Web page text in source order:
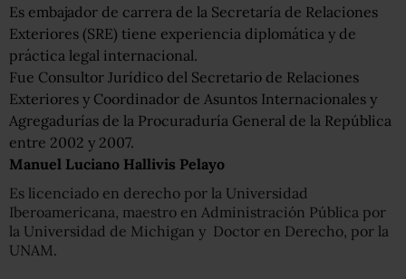
Es embajador de carrera de la Secretaría de Relaciones
Exteriores (SRE) tiene experiencia diplomática y de
práctica legal internacional.
Fue Consultor Jurídico del Secretario de Relaciones
Exteriores y Coordinador de Asuntos Internacionales y
Agregadurías de la Procuraduría General de la República
entre 2002 y 2007.
Manuel Luciano Hallivis Pelayo
Es licenciado en derecho por la Universidad
Iberoamericana, maestro en Administración Pública por
la Universidad de Michigan y Doctor en Derecho, por la
UNAM.